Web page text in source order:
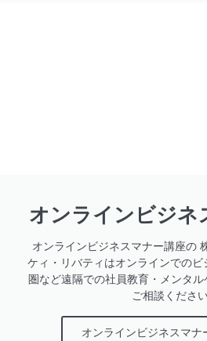
オンラインビジネ
オンラインビジネスマナー講座の
ケィ・リバティはオンラインでの
圏など遠隔での社員教育・メンタ
ご相談ください
オンラインビジネスマナ